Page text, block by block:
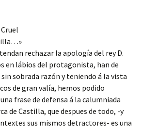
rechazar la apología del rey D.
en lábios del protagonista, han de
sobrada razón y teniendo á la vista
de gran valía, hemos podido
frase de defensa á la calumniada
de Castilla, que despues de todo, -y
sus mismos detractores- es una